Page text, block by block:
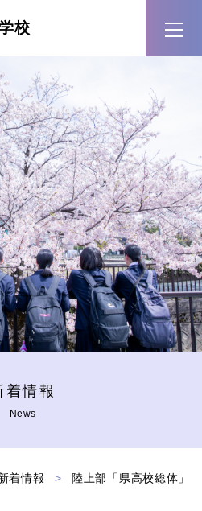
校
着情報
News
着情報 > 陸上部「県高校総体」